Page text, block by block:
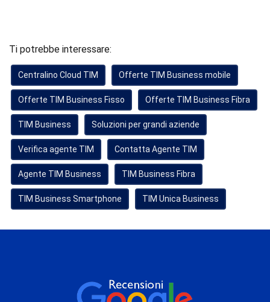
Ti potrebbe interessare:
Centralino Cloud TIM Offerte TIM Business mobile
Offerte TIM Business Fisso Offerte TIM Business Fibra
TIM Business Soluzioni per grandi aziende
Verifica agente TIM Contatta Agente TIM
Agente TIM Business TIM Business Fibra
TIM Business Smartphone TIM Unica Business